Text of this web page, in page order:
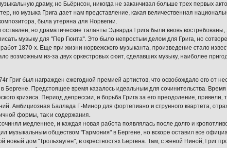
драму, но Бьёрнсон, никогда не заканчивал больше трех первых
но музыка Грига дает нам представление, какая величественная
была утеряна для Норвегии.
оставлен, но драматические таланты Эдварда Грига были вновь
музыку для "Пер Гюнта". Это было непростым делом для Грига, но
1870-х. Еще при жизни норвежского музыканта, произведение стало
возможным из-за двух оркестровых сюит, сделавших музыку, наиболее
Григ был награжден ежегодной премией артистов, что освобождало его от
Бергене. Предстоящее время казалось идеальным для сочинительства. Время
кризиса. Период депрессии, и борьба Грига за его преодоление, привели,
Амбициозная Баллада Г-Минор для фортепиано и струнного квартета,
формы, так и содержания.
медленнее, и каждая новая работа появлялась после долго и
музыкальным обществом "Гармония" в Бергене, но вскоре оставил все
новый дом "Трольхауген", в окрестностях Бергена. Там, с женой Ниной, Григ